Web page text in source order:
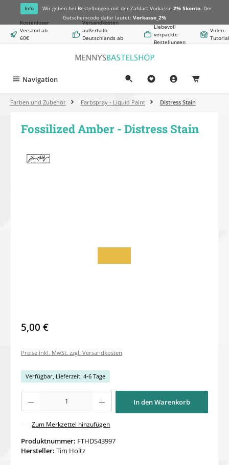
springen
Info Wir geben bei Bestellungen mit der Zahlart Vorkasse 2% Skonto. Der
Gutscheincode dafür lautet: Vorkasse_2%
Kostenloser
Versand ab
60€
Versandkosten
außerhalb
Deutschlands ab
Liebevoll
verpackte
Bestellungen
Video-
Navigation
Farben und Zubehör Farbspray - Liquid Paint Distress Stain
Fossilized Amber - Distress Stain
5,00 €
Preise inkl. MwSt. zzgl. Versandkosten
Verfügbar, Lieferzeit: 4-6 Tage
In den Warenkorb
Zum Merkzettel hinzufügen
Produktnummer: FTHDS43997
Hersteller: Tim Holtz